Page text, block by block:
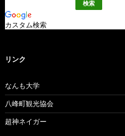
カスタム検索
リンク
なんも大学
八峰町観光協会
超神ネイガー